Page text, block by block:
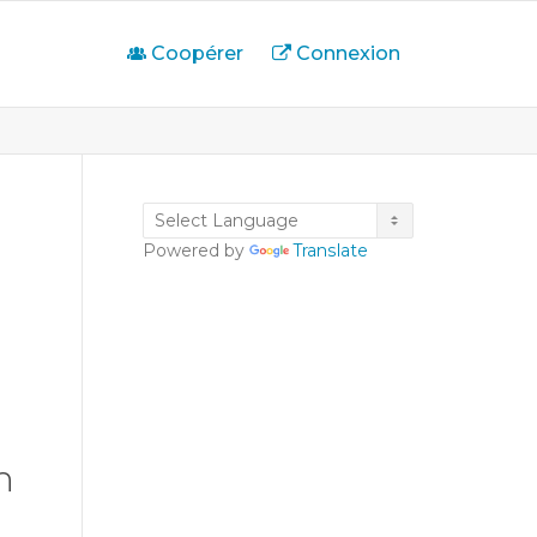
Coopérer Connexion
Powered by Translate